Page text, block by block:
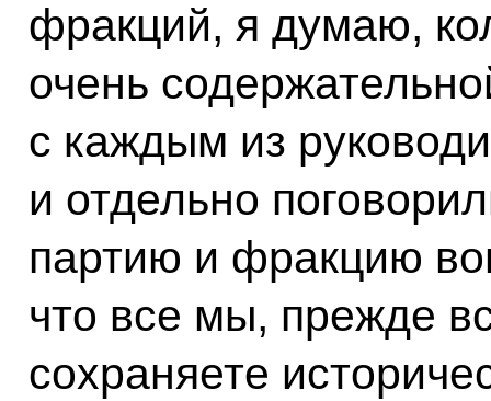
фракций, я думаю,
очень
с каждым из
и отдельно
партию и фракцию
что все мы, прежде
сохраняете